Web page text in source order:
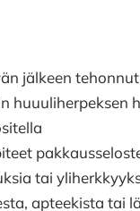
jälkeen
huuuliherpeksen
tai
apteekista tai